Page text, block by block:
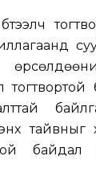
тайвныг